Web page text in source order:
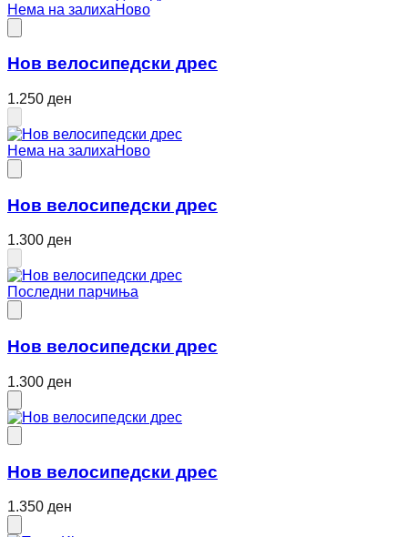
Нема на залихаНово
Нов велосипедски дрес
1.250 ден
Нема на залихаНово
Нов велосипедски дрес
1.300 ден
Последни парчиња
Нов велосипедски дрес
1.300 ден
Нов велосипедски дрес
1.350 ден